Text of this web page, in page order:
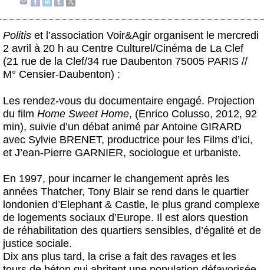
Politis et l’association Voir&Agir organisent le mercredi
2 avril à 20 h au Centre Culturel/Cinéma de La Clef
(21 rue de la Clef/34 rue Daubenton 75005 PARIS //
M° Censier-Daubenton) :
Les rendez-vous du documentaire engagé. Projection
du film Home Sweet Home, (Enrico Colusso, 2012, 92
min), suivie d’un débat animé par Antoine GIRARD
avec Sylvie BRENET, productrice pour les Films d’ici,
et J’ean-Pierre GARNIER, sociologue et urbaniste.
En 1997, pour incarner le changement après les
années Thatcher, Tony Blair se rend dans le quartier
londonien d’Elephant & Castle, le plus grand complexe
de logements sociaux d’Europe. Il est alors question
de réhabilitation des quartiers sensibles, d’égalité et de
justice sociale.
Dix ans plus tard, la crise a fait des ravages et les